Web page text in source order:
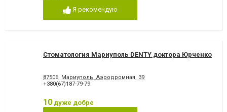
Я рекомендую
Стоматология Мариуполь DENTY доктора Юрченко
87506, Мариуполь, Аэродромная, 39
+380(67)187-79-79
10 дуже добре